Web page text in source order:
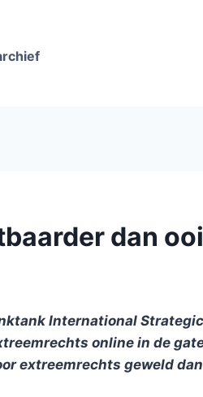
dan
International
online in de
extreemrechts geweld